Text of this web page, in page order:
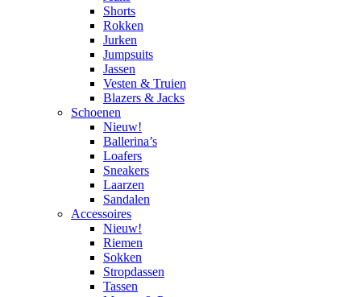
Shorts
Rokken
Jurken
Jumpsuits
Jassen
Vesten & Truien
Blazers & Jacks
Schoenen
Nieuw!
Ballerina’s
Loafers
Sneakers
Laarzen
Sandalen
Accessoires
Nieuw!
Riemen
Sokken
Stropdassen
Tassen